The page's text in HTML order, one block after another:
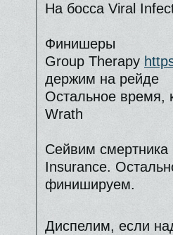
На босса Viral
Финишеры
Group Therapy
держим на рейде
Остальное время,
Wrath
Сейвим смертника
Insurance.
финишируем.
Диспелим, если